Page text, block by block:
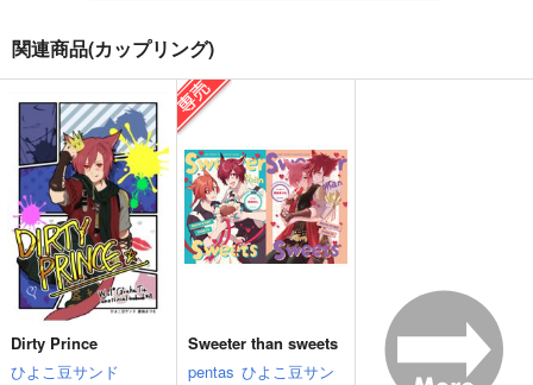
星の見たユメ
Chiraryzm
1,572円（税込）
ゼノス×光の戦士
サンプル
作品詳細
思い出ぜんぶ君にあげ
いな屋
1,572円（税込）
グ・ラハ・ティア×光の戦士♀
サンプル
関連商品(カップリング)
Dirty Prince
ひよこ豆サンド
Sweeter than sweets
pentas ひよこ豆サン